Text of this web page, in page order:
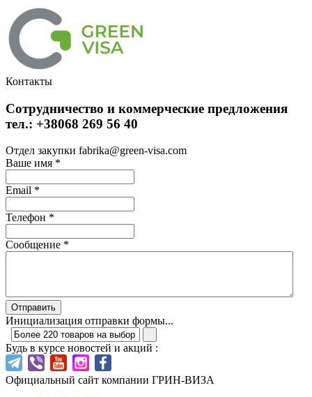
Контакты
Сотрудничество и коммерческие предложения
тел.: +38068 269 56 40
Отдел закупки fabrika@green-visa.com
Ваше имя *
Email *
Телефон *
Сообщение *
Отправить
Инициализация отправки формы...
Будь в курсе новостей и акций :
Официальный сайт компании ГРИН-ВИЗА